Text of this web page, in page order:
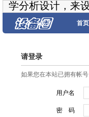
学分析设计，来
首页
请登录
如果您在本站已拥有帐
用户名
密 码